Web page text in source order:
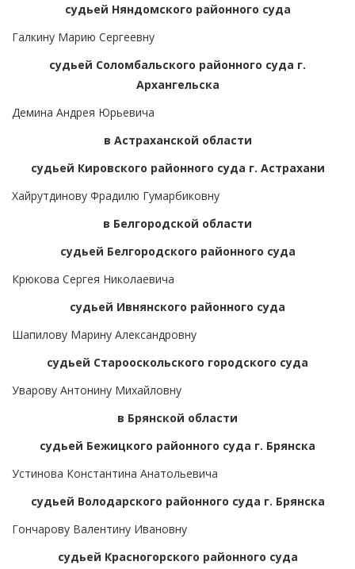
судьей Няндомского районного суда
Галкину Марию Сергеевну
судьей Соломбальского районного суда г.
Архангельска
Демина Андрея Юрьевича
в Астраханской области
судьей Кировского районного суда г. Астрахани
Хайрутдинову Фрадилю Гумарбиковну
в Белгородской области
судьей Белгородского районного суда
Крюкова Сергея Николаевича
судьей Ивнянского районного суда
Шапилову Марину Александровну
судьей Старооскольского городского суда
Уварову Антонину Михайловну
в Брянской области
судьей Бежицкого районного суда г. Брянска
Устинова Константина Анатольевича
судьей Володарского районного суда г. Брянска
Гончарову Валентину Ивановну
судьей Красногорского районного суда